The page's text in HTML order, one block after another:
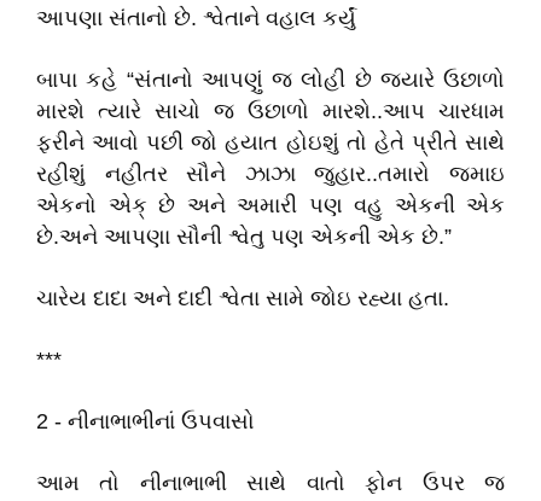
આપણા સંતાનો છે. શ્વેતાને વહાલ કર્યું
બાપા કહે “સંતાનો આપણું જ લોહી છે જ્યારે ઉછાળો
મારશે ત્યારે સાચો જ ઉછાળો મારશે..આપ ચારધામ
ફરીને આવો પછી જો હયાત હોઇશું તો હેતે પ્રીતે સાથે
રહીશું નહીતર સૌને ઝાઝા જુહાર..તમારો જમાઇ
એકનો એક્ છે અને અમારી પણ વહુ એકની એક
છે.અને આપણા સૌની શ્વેતુ પણ એકની એક છે.”
ચારેય દાદા અને દાદી શ્વેતા સામે જોઇ રહ્યા હતા.
***
2 - નીનાભાભીનાં ઉપવાસો
આમ તો નીનાભાભી સાથે વાતો ફોન ઉપર જ